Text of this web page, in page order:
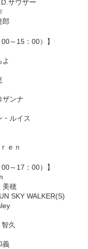
サウザー
～15：00）】
ンナ
ルイス
ｅｎ
～17：00）】
穂
SKY WALKER(S)
久